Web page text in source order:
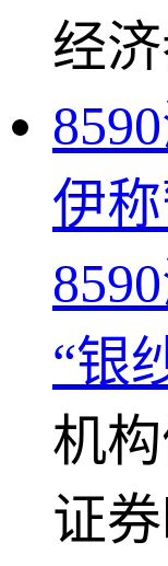
经
伊
“银
机构
证